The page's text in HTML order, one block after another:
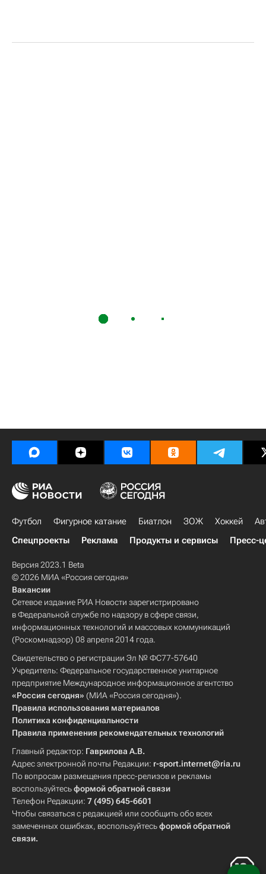
Футбол Фигурное катание Биатлон ЗОЖ Хоккей
Спецпроекты
Реклама Продукты и сервисы Пресс-
Версия 2023.1 Beta
© 2026 МИА «Россия сегодня»
Вакансии
Сетевое издание РИА Новости зарегистрировано
в Федеральной службе по надзору в сфере связи,
информационных технологий и массовых коммуникаций
(Роскомнадзор) 08 апреля 2014 года.
Свидетельство о регистрации Эл № ФС77-57640
Учредитель: Федеральное государственное унитарное
предприятие Международное информационное агентство
«Россия сегодня» (МИА «Россия сегодня»).
Правила использования материалов
Политика конфиденциальности
Правила применения рекомендательных технологий
Главный редактор: Гаврилова А.В.
Адрес электронной почты Редакции: r-sport.internet@ria.ru
По вопросам размещения пресс-релизов и рекламы
воспользуйтесьформой обратной связи
Телефон Редакции: 7 (495) 645-6601
Чтобы связаться с редакцией или сообщить обо всех
замеченных ошибках, воспользуйтесьформой обратной
связи.